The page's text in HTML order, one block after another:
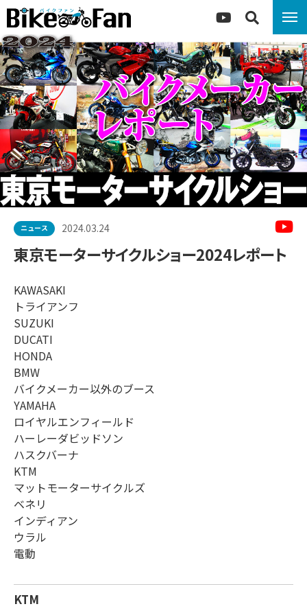
ニュース 2024.03.24
東京モーターサイクルショー2024レポート
KAWASAKI
トライアンフ
SUZUKI
DUCATI
HONDA
BMW
バイクメーカー以外のブース
YAMAHA
ロイヤルエンフィールド
ハーレーダビッドソン
ハスクバーナ
KTM
マットモーターサイクルズ
ベネリ
インディアン
ウラル
電動
KTM